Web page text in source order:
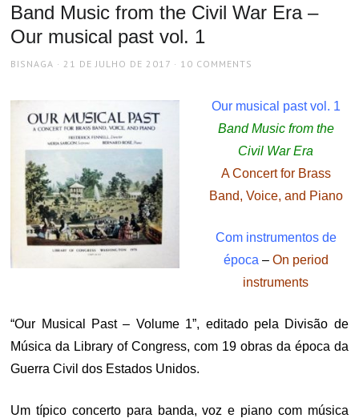
Band Music from the Civil War Era –
Our musical past vol. 1
AUTHOR
BISNAGA
POSTED
21 DE JULHO DE 2017 10 COMMENTS
Our musical past vol. 1
Band Music from the
Civil War Era
A Concert for Brass
Band, Voice, and Piano
Com instrumentos de
época – On period
instruments
“Our Musical Past – Volume 1”, editado pela Divisão de
Música da Library of Congress, com 19 obras da época da
Guerra Civil dos Estados Unidos.
Um típico concerto para banda, voz e piano com música